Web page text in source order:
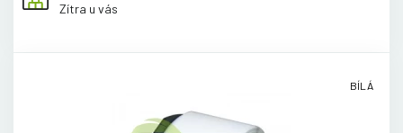
Zítra u vás
BÍLÁ